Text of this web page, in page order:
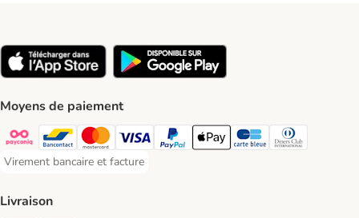
Moyens de paiement
Payconiq Payment Method
Bancontact Payment Method
Mastercard Payment Method
Visa Payment Method
Paypal Payment Method
Apple Pay Payment Method
Carte bleue Payment
Diners club
Virement bancaire et facture
Virement bancaire et facture Payment Method
Livraison